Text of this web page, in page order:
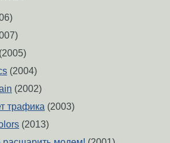
(2005)
(2004)
(2002)
трафика (2003)
(2013)